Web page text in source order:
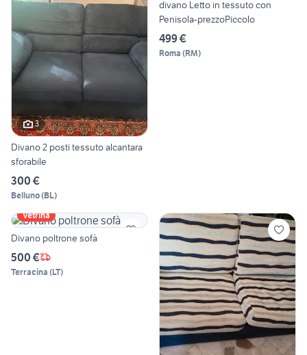
3
Divano 2 posti tessuto alcantara
sforabile
300 €
Belluno(BL)
divano Letto in tessuto con
Penisola-prezzoPiccolo
499 €
Roma (RM)
Vetrina
Divano poltrone sofà
500 €
Terracina (LT)